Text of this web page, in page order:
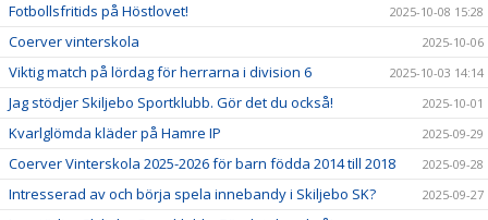
Fotbollsfritids på Höstlovet! 2025-10-08 15:28
Coerver vinterskola 2025-10-06
Viktig match på lördag för herrarna i division 6 2025-10-03 14:14
Jag stödjer Skiljebo Sportklubb. Gör det du också! 2025-10-01
Kvarlglömda kläder på Hamre IP 2025-09-29
Coerver Vinterskola 2025-2026 för barn födda 2014 till 2018 2025-09-28
Intresserad av och börja spela innebandy i Skiljebo SK? 2025-09-27